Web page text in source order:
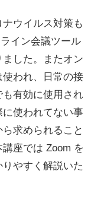
ウイルス対策も
イン会議ツール
した。またオン
われ、日常の接
有効に使用され
使われてない事
求められること
座では Zoom を
やすく解説いた